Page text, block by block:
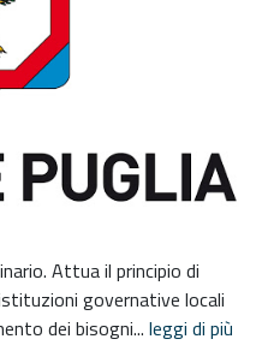
Attua il principio di
governative locali
dei bisogni... leggi di più